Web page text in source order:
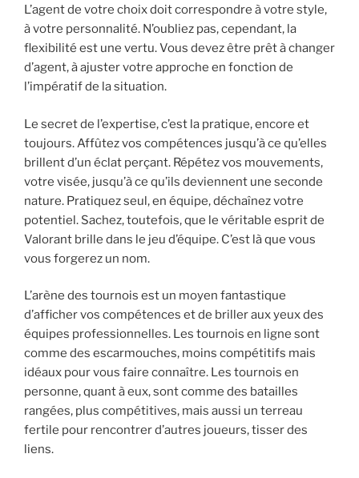
L’agent de votre choix doit correspondre à votre style,
à votre personnalité. N’oubliez pas, cependant, la
flexibilité est une vertu. Vous devez être prêt à changer
d’agent, à ajuster votre approche en fonction de
l’impératif de la situation.
Le secret de l’expertise, c’est la pratique, encore et
toujours. Affûtez vos compétences jusqu’à ce qu’elles
brillent d’un éclat perçant. Répétez vos mouvements,
votre visée, jusqu’à ce qu’ils deviennent une seconde
nature. Pratiquez seul, en équipe, déchaînez votre
potentiel. Sachez, toutefois, que le véritable esprit de
Valorant brille dans le jeu d’équipe. C’est là que vous
vous forgerez un nom.
L’arène des tournois est un moyen fantastique
d’afficher vos compétences et de briller aux yeux des
équipes professionnelles. Les tournois en ligne sont
comme des escarmouches, moins compétitifs mais
idéaux pour vous faire connaître. Les tournois en
personne, quant à eux, sont comme des batailles
rangées, plus compétitives, mais aussi un terreau
fertile pour rencontrer d’autres joueurs, tisser des
liens.